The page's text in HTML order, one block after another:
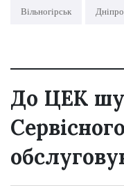
Вільногірськ
До ЦЕК